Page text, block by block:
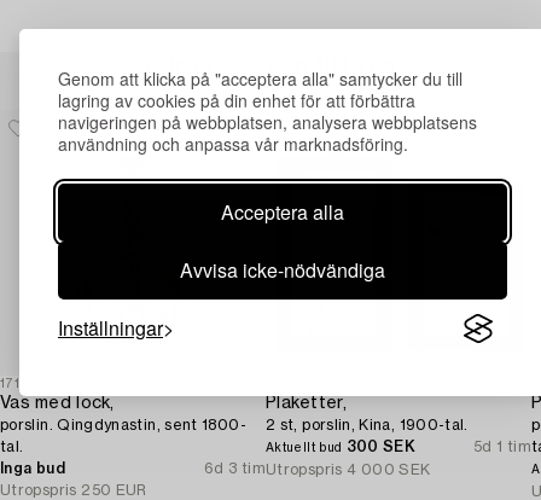
Genom att klicka på "acceptera alla" samtycker du till
lagring av cookies på din enhet för att förbättra
navigeringen på webbplatsen, analysera webbplatsens
användning och anpassa vår marknadsföring.
Acceptera alla
Avvisa icke-nödvändiga
Inställningar
Andra har även tittat på
1710518
Vas med lock,
porslin. Qingdynastin, sent 1800-
tal.
Inga bud
6d 3 tim
Utropspris 250 EUR
Plaketter,
2 st, porslin, Kina, 1900-tal.
Aktuellt bud 300 SEK
5d 1 tim
Utropspris 4 000 SEK